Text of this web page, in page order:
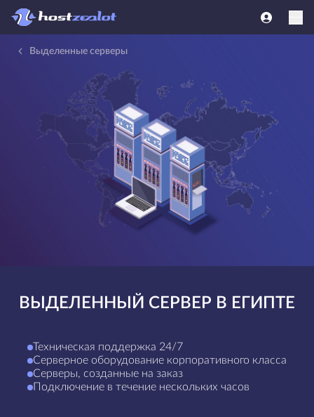
Выделенные серверы
ВЫДЕЛЕННЫЙ СЕРВЕР В ЕГИПТЕ
Техническая поддержка 24/7
Серверное оборудование корпоративного класса
Серверы, созданные на заказ
Подключение в течение нескольких часов